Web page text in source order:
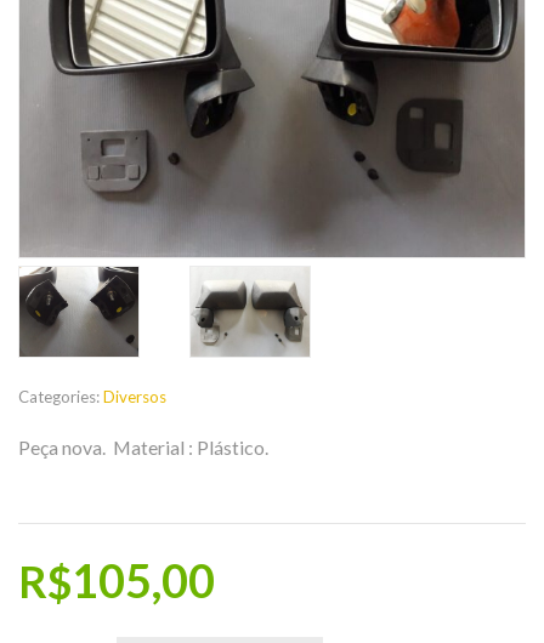
Categories:Diversos
Peça nova. Material : Plástico.
R$105,00